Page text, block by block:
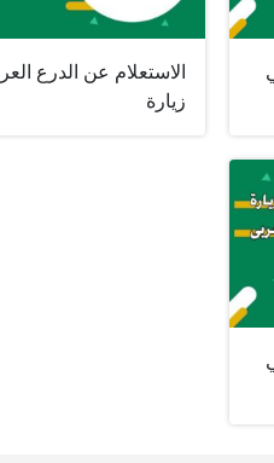
الاستعلام عن الدرع
زيارة